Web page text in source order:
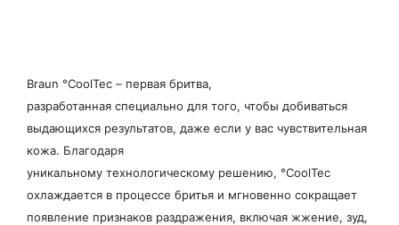
Braun °CoolTec – первая бритва,
разработанная специально для того, чтобы добиваться
выдающихся результатов, даже если у вас чувствительная
кожа. Благодаря
уникальному технологическому решению, °CoolTec
охлаждается в процессе бритья и мгновенно сокращает
появление признаков раздражения, включая жжение, зуд,